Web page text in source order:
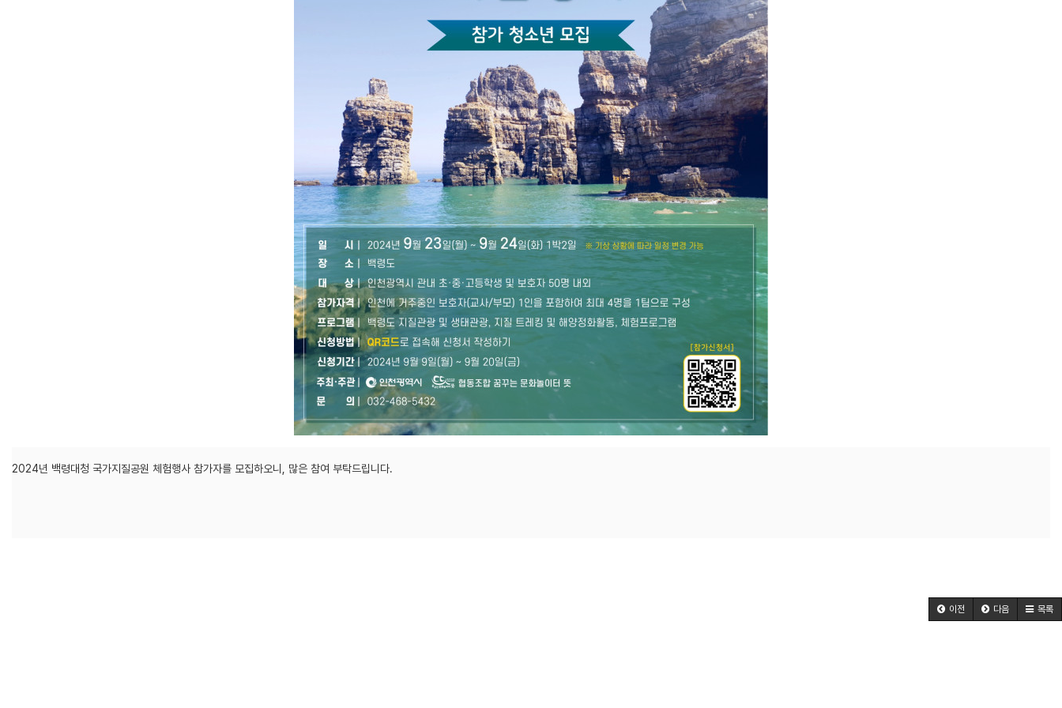
2024년 백령대청 국가지질공원 체험행사 참가자를 모집하오니, 많은 참여 부탁드립니다.
이전 다음 목록